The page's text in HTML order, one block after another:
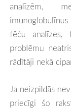
analīzēm,
fēču analīzes,
problēmu
rādītāji nekā
Ja neizpildās
priecīgi šo